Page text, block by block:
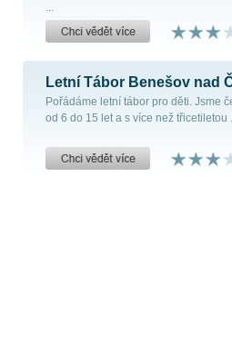
...
Letní Tábor Benešov nad
Pořádáme letní tábor pro děti. Jsme
od 6 do 15 let a s více než třicetiletou